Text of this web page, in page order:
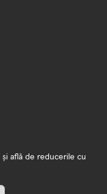
și află de reducerile cu